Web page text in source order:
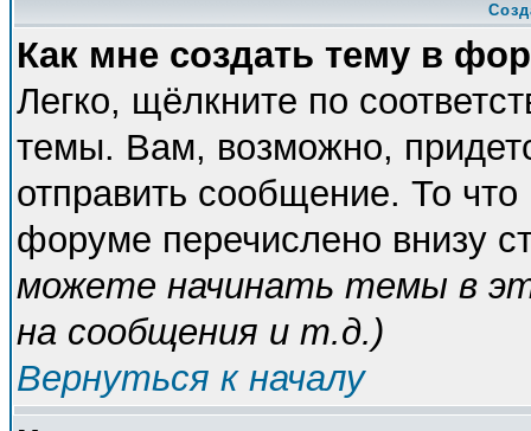
Как мне создать тему в
Легко, щёлкните по
темы. Вам, возможно,
отправить сообщение. То
форуме перечислено внизу
можете начинать темы в
на сообщения и т.д.)
Вернуться к началу